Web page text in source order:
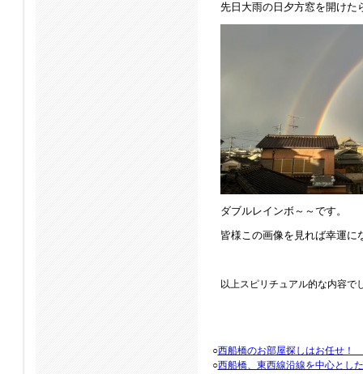
先日大雨の日夕方窓を開けた
ダブルレインボ～～です。
皆様この画像を見れば幸運に
以上スピリチュアル的な内容で
○西船橋のお部屋探しはお任せ！
○西船橋、東西線沿線を中心とし